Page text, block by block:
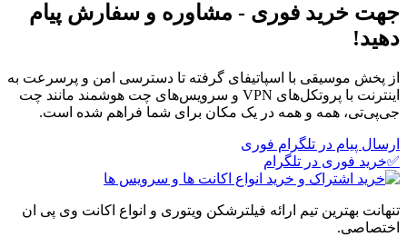
جهت خرید فوری - مشاوره و سفارش پیام
دهید!
از پخش موسیقی با اسپاتیفای گرفته تا دسترسی امن و پرسرعت به
اینترنت با پروتکل‌های VPN و سرویس‌های چت هوشمند مانند چت
جی‌پی‌تی، همه و همه در یک مکان برای شما فراهم شده است.
ارسال پیام در تلگرام فوری
✅خرید فوری در تلگرام
تنهانت بهترین تیم ارائه فیلترشکن ویتوری و انواع اکانت وی پی ان
اختصاصی.